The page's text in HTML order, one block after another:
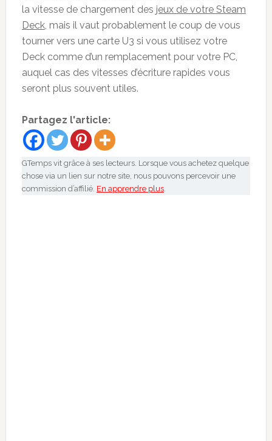
la vitesse de chargement des jeux de votre Steam
Deck, mais il vaut probablement le coup de vous
tourner vers une carte U3 si vous utilisez votre
Deck comme d’un remplacement pour votre PC,
auquel cas des vitesses d’écriture rapides vous
seront plus souvent utiles.
Partagez l'article:
GTemps vit grâce à ses lecteurs. Lorsque vous achetez quelque
chose via un lien sur notre site, nous pouvons percevoir une
commission d’affilié. En apprendre plus.